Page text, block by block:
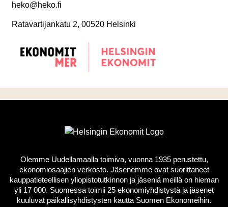
heko@heko.fi
Ratavartijankatu 2, 00520 Helsinki
Olemme Uudellamaalla toimiva, vuonna 1935 perustettu,
ekonomiosaajien verkosto. Jäsenemme ovat suorittaneet
kauppatieteellisen yliopistotutkinnon ja jäseniä meillä on hieman
yli 17 000. Suomessa toimii 25 ekonomiyhdistystä ja jäsenet
kuuluvat paikallisyhdistysten kautta Suomen Ekonomeihin.